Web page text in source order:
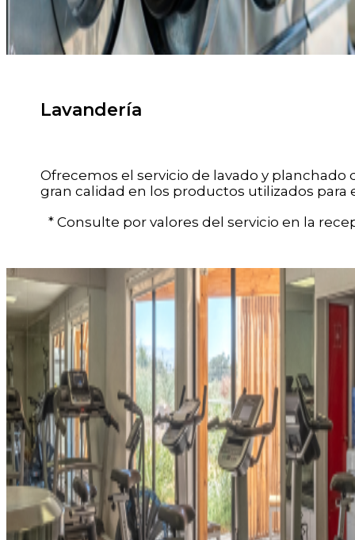
Lavandería
Ofrecemos el servicio de lavado y
gran calidad en los productos utilizados para
* Consulte por valores del servicio en la